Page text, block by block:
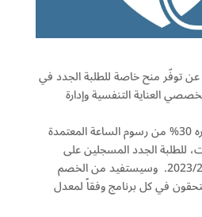
عن توفّر منح خاصة للطلبة الجدد في
العناية التنفسية وإدارة
وتتمثل المنحة بخصم مقداره 30% من رسوم الساعة المعتمدة
ولمدة 4 سنوات، للطلبة الجدد المسجلين على
الفصل الدراسي الأول 2023/2024. وسيستفيد من الخصم
طالب سيلتحقون في كل برنامج وفقاً لمعدل